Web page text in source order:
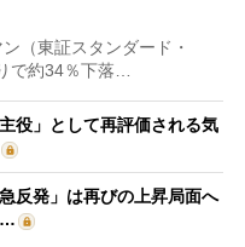
（東証スタンダード・
で約34％下落…
役」として再評価される気
反発」は再びの上昇局面へ
…